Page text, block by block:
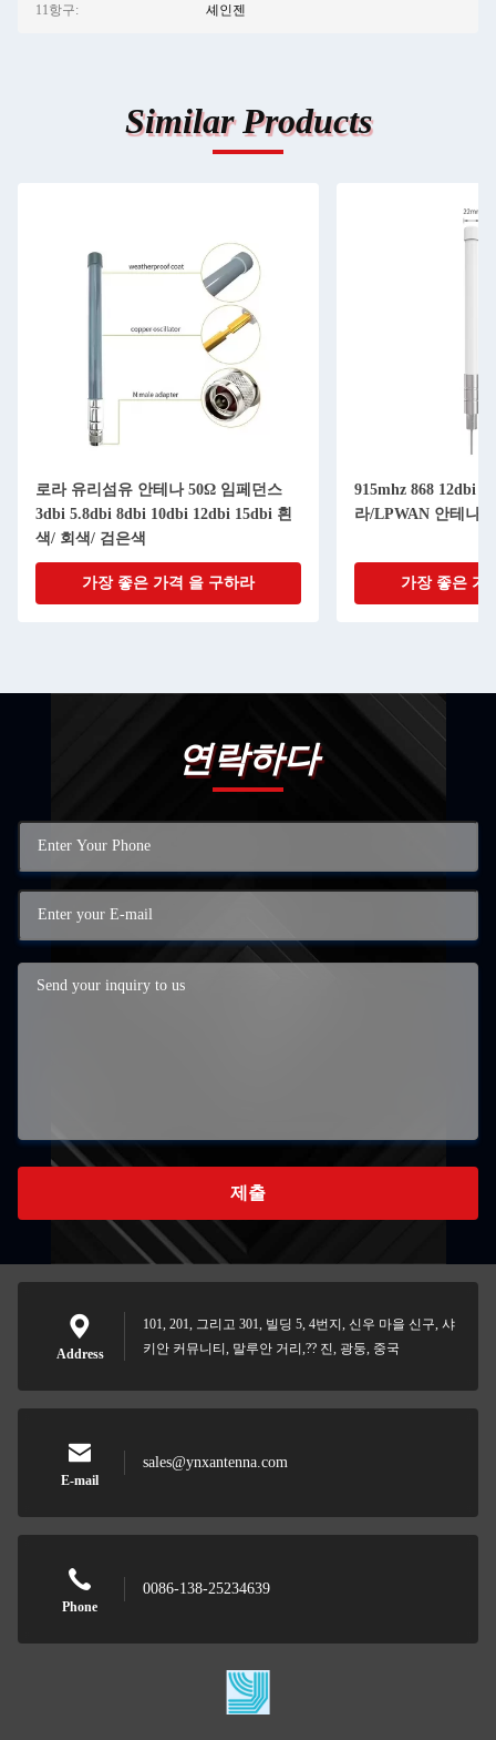
11항구: 셰인젠
Similar Products
로라 유리섬유 안테나 50Ω 임페던스
3dbi 5.8dbi 8dbi 10dbi 12dbi 15dbi 흰
색/ 회색/ 검은색
가장 좋은 가격 을 구하라
915mhz 868 12dbi
라/LPWAN 안테나
가장 좋은 가
연락하다
제출
Address
101, 201, 그리고 301, 빌딩 5, 4번지, 신우 마을 신구, 샤
키안 커뮤니티, 말루안 거리,?? 진, 광둥, 중국
E-mail
sales@ynxantenna.com
Phone
0086-138-25234639